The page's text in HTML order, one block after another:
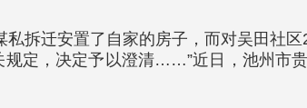
拆迁安置了自家的房子，而对吴田社
定，决定予以澄清……”近日，池州市